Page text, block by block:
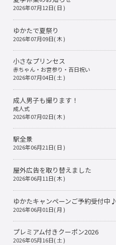
2026年07月12日( 日 )
ゆかたで夏祭り
2026年07月09日( 木 )
小さなプリンセス
赤ちゃん・お宮参り・百日祝い
2026年07月04日( 土 )
成人男子も撮ります！
成人式
2026年07月02日( 木 )
駅全景
2026年06月21日( 日 )
屋外広告を取り替えました
2026年06月11日( 木 )
ゆかたキャンペーンご予約受付中♪
2026年06月01日( 月 )
プレミアム付きクーポン2026
2026年05月16日( 土 )